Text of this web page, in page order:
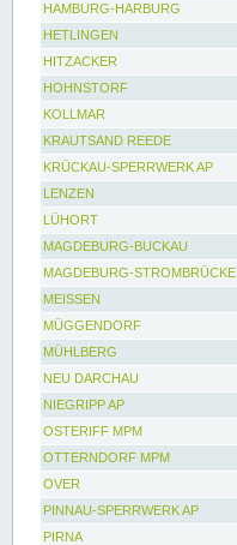
HAMBURG-HARBURG
HETLINGEN
HITZACKER
HOHNSTORF
KOLLMAR
KRAUTSAND REEDE
KRÜCKAU-SPERRWERK AP
LENZEN
LÜHORT
MAGDEBURG-BUCKAU
MAGDEBURG-STROMBRÜCKE
MEISSEN
MÜGGENDORF
MÜHLBERG
NEU DARCHAU
NIEGRIPP AP
OSTERIFF MPM
OTTERNDORF MPM
OVER
PINNAU-SPERRWERK AP
PIRNA